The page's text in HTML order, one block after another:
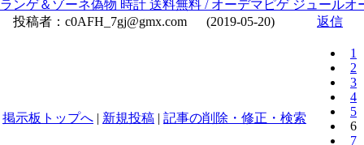
ランゲ＆ゾーネ偽物 時計 送料無料 / オーデマピゲ ジュール
投稿者： c0AFH_7gj@gmx.com (2019-05-20) 返信
掲示板トップへ | 新規投稿 | 記事の削除・修正・検索
1
2
3
4
5
6
7